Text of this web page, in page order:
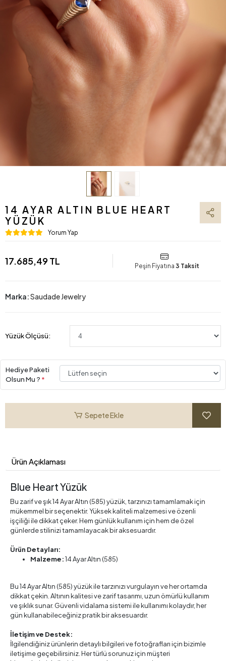
14 AYAR ALTIN BLUE HEART
YÜZÜK
Yorum Yap
17.685,49 TL Peşin Fiyatına 3 Taksit
Marka:Saudade Jewelry
Yüzük Ölçüsü:
Hediye Paketi
Olsun Mu ? *
Sepete Ekle
Ürün Açıklaması
Blue Heart Yüzük
Bu zarif ve şık 14 Ayar Altın (585) yüzük, tarzınızı tamamlamak için
mükemmel bir seçenektir. Yüksek kaliteli malzemesi ve özenli
işçiliği ile dikkat çeker. Hem günlük kullanım için hem de özel
günlerde stilinizi tamamlayacak bir aksesuardır.
Ürün Detayları:
Malzeme:14 Ayar Altın (585)
Bu 14 Ayar Altın (585) yüzük ile tarzınızı vurgulayın ve her ortamda
dikkat çekin. Altının kalitesi ve zarif tasarımı, uzun ömürlü kullanım
ve şıklık sunar. Güvenli vidalama sistemi ile kullanımı kolaydır, her
gün kullanabileceğiniz pratik bir aksesuardır.
İletişim ve Destek:
İlgilendiğiniz ürünlerin detaylı bilgileri ve fotoğrafları için bizimle
iletişime geçebilirsiniz. Her türlü sorunuz için müşteri